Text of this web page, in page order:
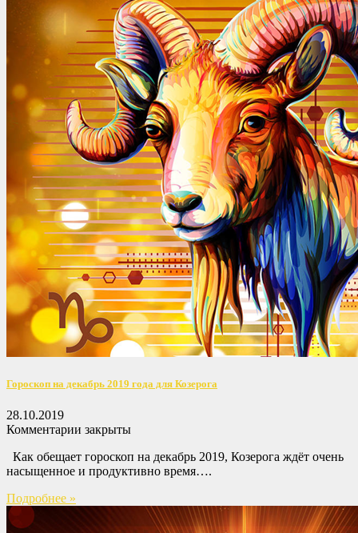
Гороскоп на декабрь 2019 года для Козерога
28.10.2019
Комментарии закрыты
Как обещает гороскоп на декабрь 2019, Козерога ждёт очень
насыщенное и продуктивно время….
Подробнее »